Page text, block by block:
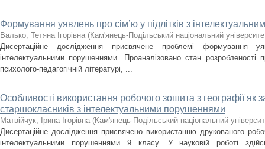
Формування уявлень про сім’ю у підлітків з
Валько, Тетяна Ігорівна (Кам'янець-Подільський національний
Дисертаційне дослідження присвячене проблемі формування
інтелектуальними порушеннями. Проаналізовано стан розробленості
психолого-педагогічній літературі, ...
Особливості використання робочого зошита з географії як
старшокласників з інтелектуальними порушеннями
Матвійчук, Ірина Ігорівна (Кам'янець-Подільський національний
Дисертаційне дослідження присвячено використанню друкованого
інтелектуальними порушеннями 9 класу. У науковій роботі